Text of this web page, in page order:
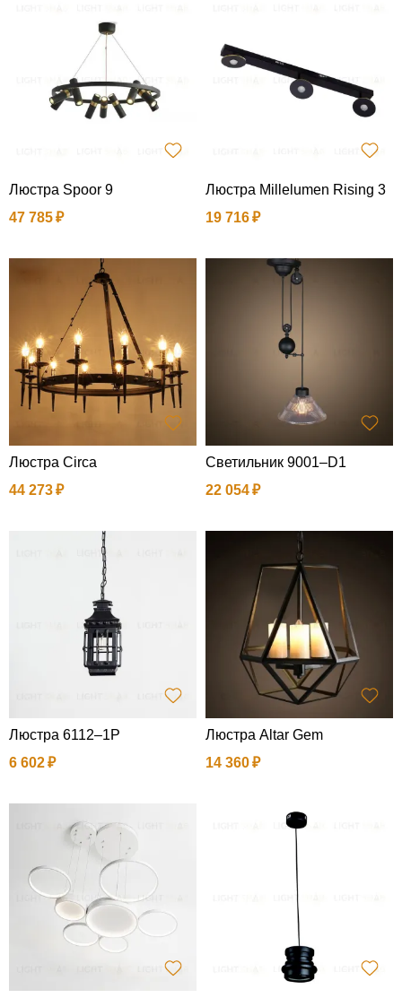
Люстра Spoor 9
47 785
Люстра Millelumen Rising 3
19 716
Люстра Circa
44 273
Светильник 9001–D1
22 054
Люстра 6112–1P
6 602
Люстра Altar Gem
14 360